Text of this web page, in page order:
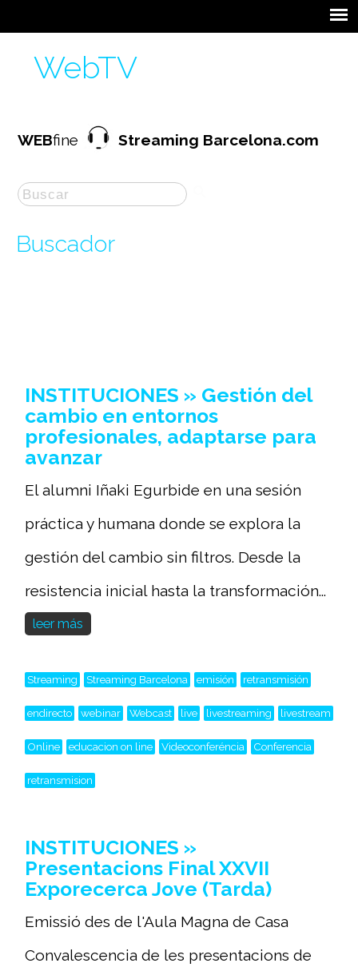
WebTV
WEBfineStreaming Barcelona.com
Buscador
INSTITUCIONES » Gestión del
cambio en entornos
profesionales, adaptarse para
avanzar
El alumni Iñaki Egurbide en una sesión
práctica y humana donde se explora la
gestión del cambio sin filtros. Desde la
resistencia inicial hasta la transformación...
leer más
Streaming Streaming Barcelona emisión retransmisión
endirecto webinar Webcast live livestreaming livestream
Online educacion on line Videoconferéncia Conferencia
retransmision
INSTITUCIONES »
Presentacions Final XXVII
Exporecerca Jove (Tarda)
Emissió des de l'Aula Magna de Casa
Convalescencia de les presentacions de